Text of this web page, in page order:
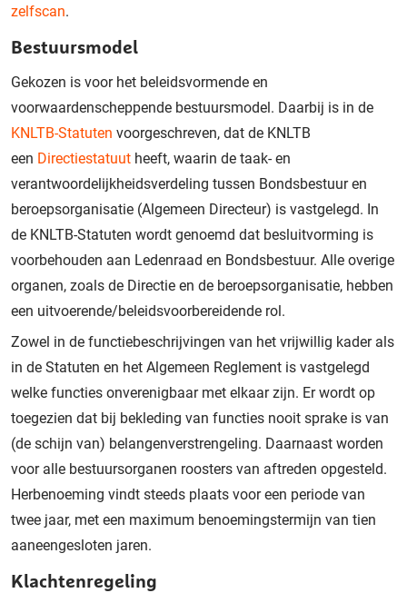
zelfscan.
Bestuursmodel
Gekozen is voor het beleidsvormende en
voorwaardenscheppende bestuursmodel. Daarbij is in de
KNLTB-Statuten voorgeschreven, dat de KNLTB
een Directiestatuut heeft, waarin de taak- en
verantwoordelijkheidsverdeling tussen Bondsbestuur en
beroepsorganisatie (Algemeen Directeur) is vastgelegd. In
de KNLTB-Statuten wordt genoemd dat besluitvorming is
voorbehouden aan Ledenraad en Bondsbestuur. Alle overige
organen, zoals de Directie en de beroepsorganisatie, hebben
een uitvoerende/beleidsvoorbereidende rol.
Zowel in de functiebeschrijvingen van het vrijwillig kader als
in de Statuten en het Algemeen Reglement is vastgelegd
welke functies onverenigbaar met elkaar zijn. Er wordt op
toegezien dat bij bekleding van functies nooit sprake is van
(de schijn van) belangenverstrengeling. Daarnaast worden
voor alle bestuursorganen roosters van aftreden opgesteld.
Herbenoeming vindt steeds plaats voor een periode van
twee jaar, met een maximum benoemingstermijn van tien
aaneengesloten jaren.
Klachtenregeling